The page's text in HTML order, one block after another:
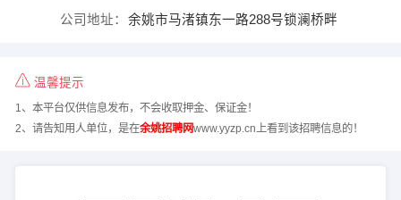
公司地址： 余姚市马渚镇东一路288号锁澜桥畔
温馨提示
1、本平台仅供信息发布，不会收取押金、保证金！
2、请告知用人单位，是在余姚招聘网www.yyzp.cn上看到该招聘信息的！